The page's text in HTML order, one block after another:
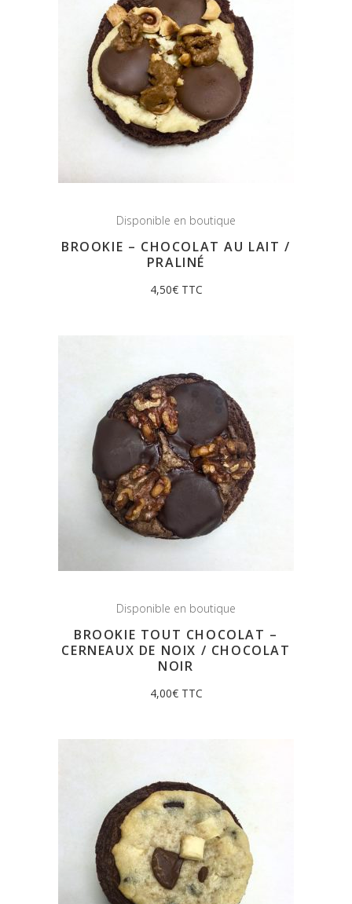
Disponible en boutique
BROOKIE – CHOCOLAT AU LAIT /
PRALINÉ
4,50€ TTC
Disponible en boutique
BROOKIE TOUT CHOCOLAT –
CERNEAUX DE NOIX / CHOCOLAT
NOIR
4,00€ TTC